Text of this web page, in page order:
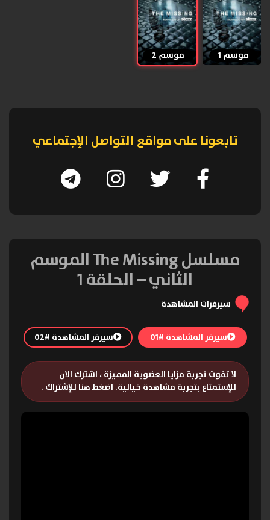
موسم 1 موسم 2
تابعونا على مواقع التواصل الإجتماعي
مسلسل The Missing الموسم
الثاني – الحلقة 1
سيرفرات المشاهدة
سيرفر المشاهدة #01 سيرفر المشاهدة #02
لا تفوت تجربة مزايا العضوية المميزة ، اشترك الان
للإستمتاع بتجربة مشاهدة خيالية. اضغط هنا للإشتراك .